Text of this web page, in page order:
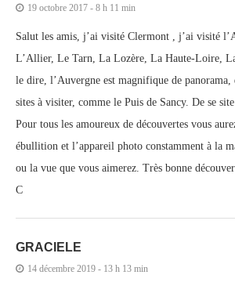
19 octobre 2017 - 8 h 11 min
Salut les amis, j’ai visité Clermont , j’ai visité
L’Allier, Le Tarn, La Lozère, La Haute-Loire,
le dire, l’Auvergne est magnifique de panorama,
sites à visiter, comme le Puis de Sancy. De se
Pour tous les amoureux de découvertes vous
ébullition et l’appareil photo constamment à la
ou la vue que vous aimerez. Très bonne
C
GRACIELE
14 décembre 2019 - 13 h 13 min